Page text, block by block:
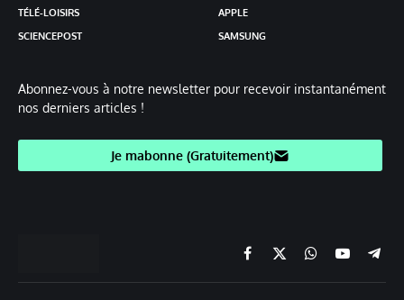
TÉLÉ-LOISIRS
SCIENCEPOST
APPLE
SAMSUNG
Abonnez-vous à notre newsletter pour recevoir instantanément
nos derniers articles !
Je mabonne (Gratuitement)
Facebook
X
(Twitter)
Chaine
WhatsApp
YouTube